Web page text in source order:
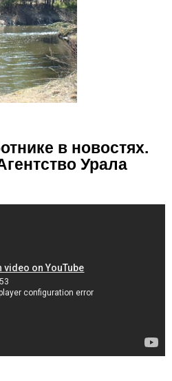
в новостях.
Урала